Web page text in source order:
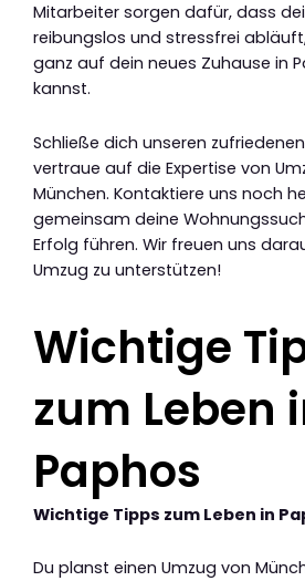
Mitarbeiter sorgen dafür, dass
reibungslos und stressfrei
ganz auf dein neues Zuhause in
kannst.
Schließe dich unseren
vertraue auf die Expertise von
München. Kontaktiere uns noch
gemeinsam deine
Erfolg führen. Wir freuen uns
Umzug zu unterstützen!
Wichtige
zum Leben
Paphos
Wichtige Tipps zum Leben in
Du planst einen Umzug von